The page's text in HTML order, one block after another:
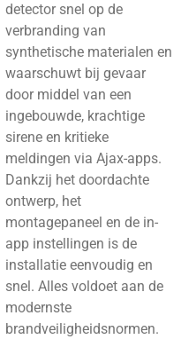
detector snel op de
verbranding van
synthetische materialen en
waarschuwt bij gevaar
door middel van een
ingebouwde, krachtige
sirene en kritieke
meldingen via Ajax-apps.
Dankzij het doordachte
ontwerp, het
montagepaneel en de in-
app instellingen is de
installatie eenvoudig en
snel. Alles voldoet aan de
modernste
brandveiligheidsnormen.